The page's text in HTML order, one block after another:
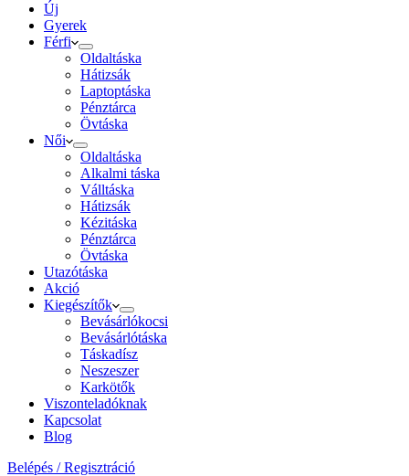
Új
Gyerek
Férfi
Oldaltáska
Hátizsák
Laptoptáska
Pénztárca
Övtáska
Női
Oldaltáska
Alkalmi táska
Válltáska
Hátizsák
Kézitáska
Pénztárca
Övtáska
Utazótáska
Akció
Kiegészítők
Bevásárlókocsi
Bevásárlótáska
Táskadísz
Neszeszer
Karkötők
Viszonteladóknak
Kapcsolat
Blog
Belépés / Regisztráció